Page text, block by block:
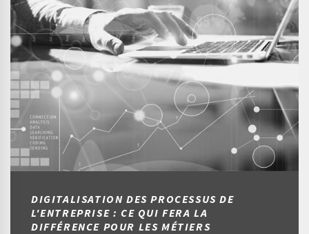
DIGITALISATION DES PROCESSUS DE
L'ENTREPRISE : CE QUI FERA LA
DIFFÉRENCE POUR LES MÉTIERS